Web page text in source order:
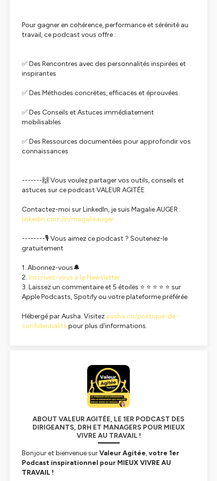
Pour gagner en cohérence, performance et sérénité au
travail, ce podcast vous offre :
✅ Des Rencontres avec des personnalités inspirées et
inspirantes
✅ Des Méthodes concrètes, efficaces et éprouvées
✅ Des Conseils et Astuces immédiatement
mobilisables
✅ Des Ressources documentées pour approfondir vos
connaissances
-------🙌 Vous voulez partager vos outils, conseils et
astuces sur ce podcast VALEUR AGITÉE
Contactez-moi sur LinkedIn, je suis Magalie AUGER :
linkedin.com/in/magalieauger
--------🎙 Vous aimez ce podcast ? Soutenez-le
gratuitement
1. Abonnez-vous🔔
2. Inscrivez-vous à la Newsletter
3. Laissez un commentaire et 5 étoiles ⭐ ⭐ ⭐ ⭐ ⭐ sur
Apple Podcasts, Spotify ou votre plateforme préférée
Hébergé par Ausha. Visitez ausha.co/politique-de-
confidentialitepour plus d'informations.
ABOUT VALEUR AGITÉE, LE 1ER PODCAST DES
DIRIGEANTS, DRH ET MANAGERS POUR MIEUX
VIVRE AU TRAVAIL !
Bonjour et bienvenue surValeur Agitée,votre 1er
Podcast inspirationnel pour MIEUX VIVRE AU
TRAVAIL !